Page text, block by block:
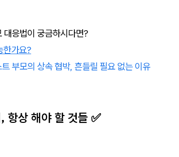
응법이 궁금하시다면?
한가요?
부모의 상속 협박, 흔들릴 필요 없는 이유
항상 해야 할 것들 ✅